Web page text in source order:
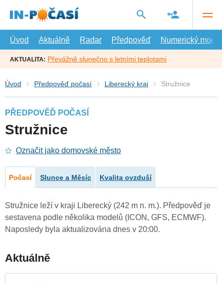
hlavní
Úvod
Aktuálně Radar Předpověď Numerický model
AKTUALITA: Převážně slunečno s letními teplotami
Úvod Předpověď počasí Liberecký kraj Stružnice
PŘEDPOVĚĎ POČASÍ
Stružnice
Označit jako domovské město
Počasí Slunce a Měsíc Kvalita ovzduší
Stružnice leží v kraji Liberecký (242 m n. m.). Předpověď je
sestavena podle několika modelů (ICON, GFS, ECMWF).
Naposledy byla aktualizována dnes v 20:00.
Aktuálně